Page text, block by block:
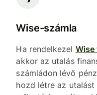
Wise-számla
Ha rendelkezel Wise
akkor az utalás
számládon lévő
hozd létre az